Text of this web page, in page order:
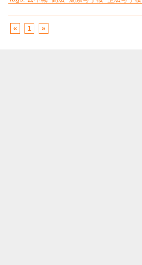
« 1 »